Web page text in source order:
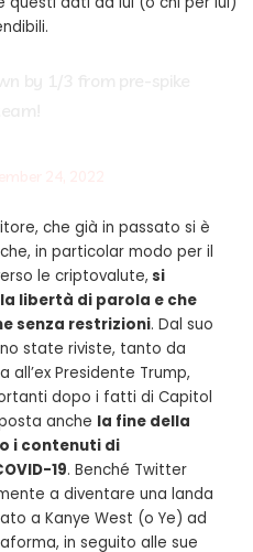
che già in passato si è
in particolar modo per il
le criptovalute, si
libertà di parola e che
senza restrizioni. Dal suo
state riviste, tanto da
Presidente Trump,
dopo i fatti di Capitol
anche la fine della
i contenuti di
19. Benché Twitter
a diventare una landa
a Kanye West (o Ye) ad
in seguito alle sue